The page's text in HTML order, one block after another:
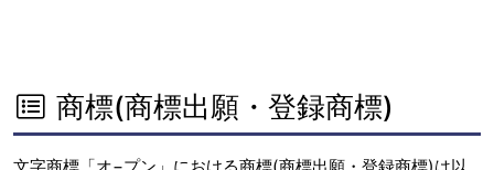
商標(商標出願・登録商標)